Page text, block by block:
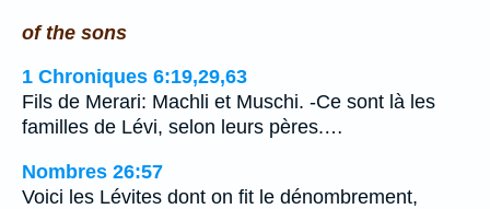
of the sons
1 Chroniques 6:19,29,63
Fils de Merari: Machli et Muschi. -Ce sont là les
familles de Lévi, selon leurs pères.…
Nombres 26:57
Voici les Lévites dont on fit le dénombrement,